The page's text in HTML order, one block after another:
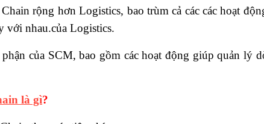
rộng hơn Logistics, bao trùm cả các các hoạt
với nhau.của Logistics.
của SCM, bao gồm các hoạt động giúp quản lý
là gì?